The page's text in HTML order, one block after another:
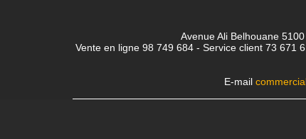
Avenue Ali Belhouane
Vente en ligne 98 749 684 - Service client 73 671
E-mail